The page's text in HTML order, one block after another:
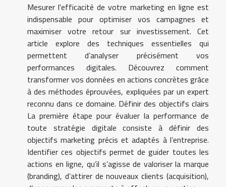
Mesurer l'efficacité de votre marketing en ligne est
indispensable pour optimiser vos campagnes et
maximiser votre retour sur investissement. Cet
article explore des techniques essentielles qui
permettent d’analyser précisément vos
performances digitales. Découvrez comment
transformer vos données en actions concrètes grâce
à des méthodes éprouvées, expliquées par un expert
reconnu dans ce domaine. Définir des objectifs clairs
La première étape pour évaluer la performance de
toute stratégie digitale consiste à définir des
objectifs marketing précis et adaptés à l’entreprise.
Identifier ces objectifs permet de guider toutes les
actions en ligne, qu’il s’agisse de valoriser la marque
(branding), d’attirer de nouveaux clients (acquisition),